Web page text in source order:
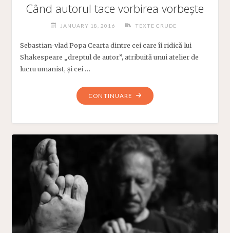
Când autorul tace vorbirea vorbește
JANUARY 18, 2016 TEXTE CRUDE
Sebastian-vlad Popa Cearta dintre cei care îi ridică lui
Shakespeare „dreptul de autor”, atribuită unui atelier de
lucru umanist, și cei …
CONTINUARE
"CÂND
VORBEȘTE"